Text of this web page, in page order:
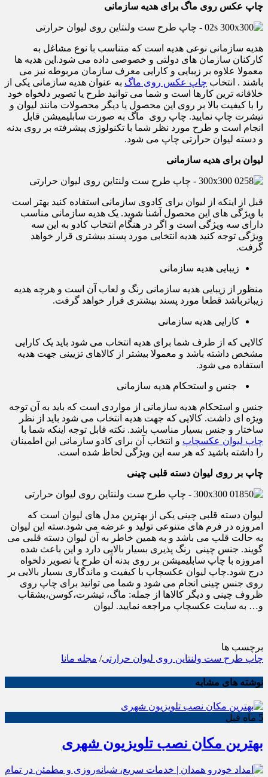
چاپ عکس روی ماگ برای هدیه سازمانی
هدیه سازمانی نوعی هدیه است که متناسب با نوع مشاغل به
کارکنان سازمان های دولتی و خصوصی داده می شود.این هدیه ها
معمولا علاوه بر زیبایی و کارایی معرف سازمان مربوطه نیز می
باشند . انتخاب چاپ عکس روی ماگ به عنوان هدیه سازمانی یکی از
خلاقانه ترین کارها است و شما می توانید طرح یا تصویر دلخواه خود
را با کیفیت بالا بر روی این محصول یا دیگر محصولات مانند لیوان و
تیشرت چاپ نمایید. چاپ روی ماگ به صورت سابلیمیشن قابل
انجام است و طرح مورد نظر شما با تکنولوژی پیشرفته بر روی بدنه
و دسته لیوان حرارتی چاپ می شود.
لیوان برای هدیه سازمانی
قبل از اینکه از لیوان برای کادوی سازمانی استفاده کنید بهتر است
با ویژگی های این محصول آشنا شوید. یک هدیه سازمانی مناسب
دارای سه ویژگی است و اگر در هنگام انتخاب کادو به این سه
ویژگی توجه کنید هدیه انتخابی مورد پسند بیشتری قرار خواهد
گرفت.
زیبایی هدیه سازمانی
منظور از زیبایی هدیه سازمانی رنگ و لعاب آن است و هرچه هدیه
زیباترباشد قطعا مورد پسند بیشتری قرار خواهد گرفت.
کارایی هدیه سازمانی
کالایی که از طرف شما برای هدیه انتخاب می شود باید یک کارایی
مشخص داشته باشد و معمولا بیشتر از کالاهای تزیینی جهت هدیه
استفاده می شود.
جنس و استحکام هدیه سازمانی
جنس و استحکام هدیه سازمانی از مواردی است که باید به آن توجه
ویژه ای داشت. کالایی که جهت هدیه انتخاب می شود باید از نظر
ساختار و جنس بسیار مناسب باشد. نکته قابل توجه اینکه شما با
چاپ لیوان عکسچاپ و انتخاب آن برای کادو سازمانی این اطمینان
را داشته باشید که هر سه این ویژگی لحاظ شده است.
چاپ بر روی لیوان دسته قلبی چینی
لیوان دسته قلبی چینی یکی از بهترین مدل های لیوان است که
امروزه در فرم های متنوعی تولید و عرضه می شود.سته این لیوان
به حالت قلب می باشد و به همین خاطر به آن لیوان دسته قلبی می
گویند. جنس چینی رنگ پذیری بسیار بالایی دارد و این باعث شده
امروزه با چاپ سابلیمیشن بر روی بدنه آن طرح یا تصویر دلخواه
درج شود.چاپ لیوان عکسچاپ با کیفیت و ماندگاری بسیار بالایی بر
روی جنس چینی انجام می شود و شما می توانید برای چاپ روی
ظروف چینی و دیگر کالاها از جمله: ماگ، تیشرت،کوسن،بشقاب
و… به سایت عکسچاپ مراجعه نمایید. لیوان
برچسب ها
چاپ طرح ست ولنتاین روی لیوان حرارتی/ مجله مانا
نوشته های مشابه
5 ماه قبل
بهترین مکان نصب تلویزیون شهری